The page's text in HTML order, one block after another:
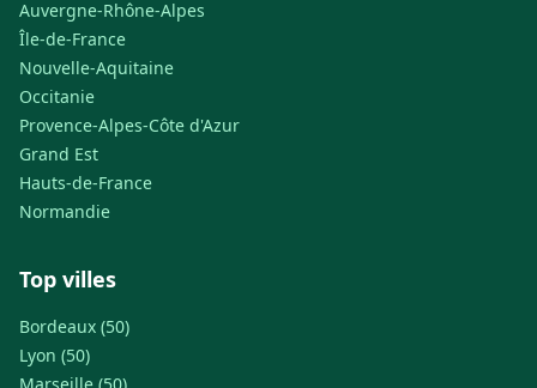
Auvergne-Rhône-Alpes
Île-de-France
Nouvelle-Aquitaine
Occitanie
Provence-Alpes-Côte d'Azur
Grand Est
Hauts-de-France
Normandie
Top villes
Bordeaux (50)
Lyon (50)